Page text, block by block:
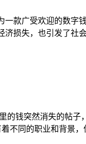
款广受欢迎的数
损失，也引发了社
的钱突然消失的帖
不同的职业和背景，